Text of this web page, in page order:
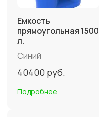
Емкость
прямоугольная 1500
л.
Синий
40400 руб.
Подробнее